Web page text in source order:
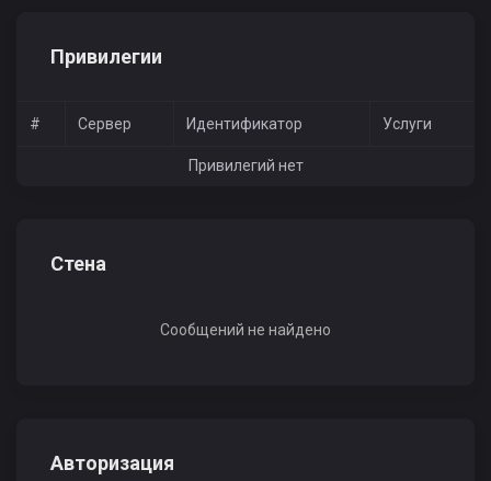
Привилегии
# Сервер Идентификатор Услуги
Привилегий нет
Стена
Сообщений не найдено
Авторизация